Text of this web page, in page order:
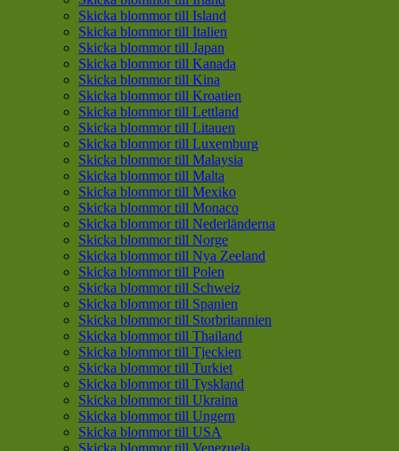
Skicka blommor till Island
Skicka blommor till Italien
Skicka blommor till Japan
Skicka blommor till Kanada
Skicka blommor till Kina
Skicka blommor till Kroatien
Skicka blommor till Lettland
Skicka blommor till Litauen
Skicka blommor till Luxemburg
Skicka blommor till Malaysia
Skicka blommor till Malta
Skicka blommor till Mexiko
Skicka blommor till Monaco
Skicka blommor till Nederländerna
Skicka blommor till Norge
Skicka blommor till Nya Zeeland
Skicka blommor till Polen
Skicka blommor till Schweiz
Skicka blommor till Spanien
Skicka blommor till Storbritannien
Skicka blommor till Thailand
Skicka blommor till Tjeckien
Skicka blommor till Turkiet
Skicka blommor till Tyskland
Skicka blommor till Ukraina
Skicka blommor till Ungern
Skicka blommor till USA